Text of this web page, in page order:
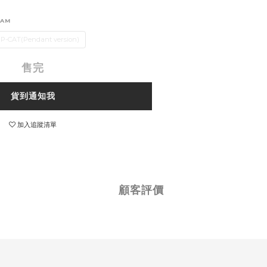
P-CAT(Pendant version)
售完
貨到通知我
加入追蹤清單
顧客評價